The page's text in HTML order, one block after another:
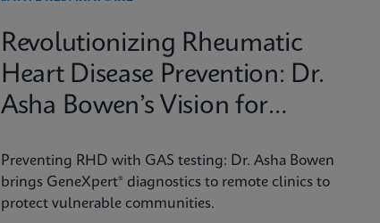
Revolutionizing Rheumatic
Heart Disease Prevention: Dr.
Asha Bowen’s Vision for
Preventing RHD with GAS testing: Dr. Asha Bowen
brings GeneXpert® diagnostics to remote clinics to
protect vulnerable communities.